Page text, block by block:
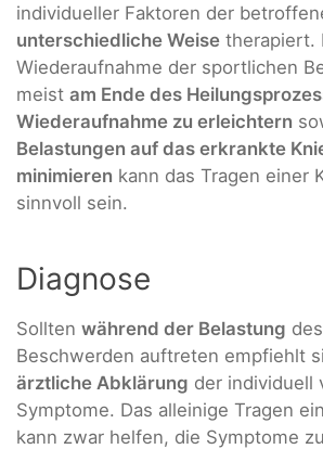
individueller Faktoren der
unterschiedliche Weise therapiert.
Wiederaufnahme der sportlichen
meist am Ende des
Wiederaufnahme zu erleichtern
Belastungen auf das erkrankte
minimieren kann das Tragen einer
sinnvoll sein.
Diagnose
Sollten während der Belastung
Beschwerden auftreten empfiehlt
ärztliche Abklärung der individuell
Symptome. Das alleinige Tragen
kann zwar helfen, die Symptome zu